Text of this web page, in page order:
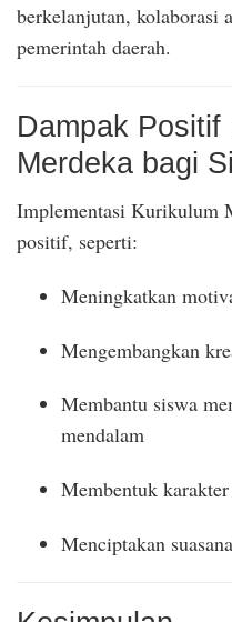
berkelanjutan, kolaborasi
pemerintah daerah.
Dampak Positif
Merdeka bagi
Implementasi Kurikulum
positif, seperti:
Meningkatkan
Mengembangkan
Membantu siswa
mendalam
Membentuk
Menciptakan